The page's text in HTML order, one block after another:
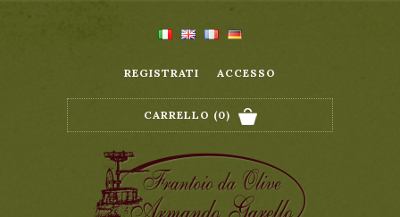
REGISTRATI ACCESSO
CARRELLO (0)